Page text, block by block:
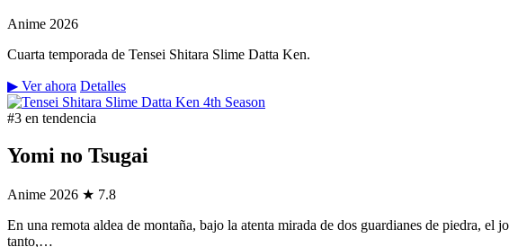
Anime 2026
Cuarta temporada de Tensei Shitara Slime Datta Ken.
▶ Ver ahora Detalles
#3 en tendencia
Yomi no Tsugai
Anime 2026 ★ 7.8
En una remota aldea de montaña, bajo la atenta mirada de dos guardianes de piedra,
tanto,…